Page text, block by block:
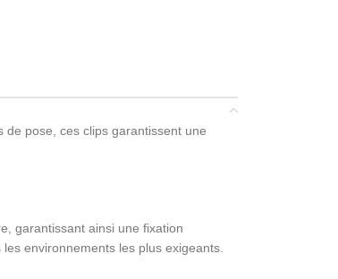
pose, ces clips garantissent une
garantissant ainsi une fixation
environnements les plus exigeants.